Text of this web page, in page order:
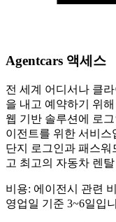
Agentcars 액세스
전 세계 어디서나 클
을 내고 예약하기 위
웹 기반 솔루션에 로
이전트를 위한 서비스
단지 로그인과 패스워
고 최고의 자동차 렌
비용: 에이전시 관련
영업일 기준 3~6일입